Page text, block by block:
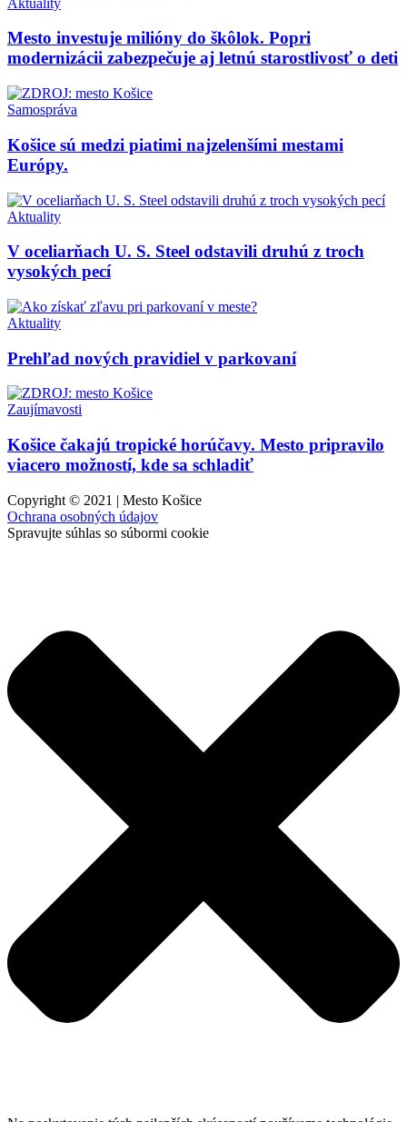
Mesto investuje milióny do škôlok. Popri
modernizácii zabezpečuje aj letnú starostlivosť o deti
Samospráva
Košice sú medzi piatimi najzelenšími mestami
Európy.
Aktuality
V oceliarňach U. S. Steel odstavili druhú z troch
vysokých pecí
Aktuality
Prehľad nových pravidiel v parkovaní
Zaujímavosti
Košice čakajú tropické horúčavy. Mesto pripravilo
viacero možností, kde sa schladiť
Copyright © 2021 | Mesto Košice
Ochrana osobných údajov
Spravujte súhlas so súbormi cookie